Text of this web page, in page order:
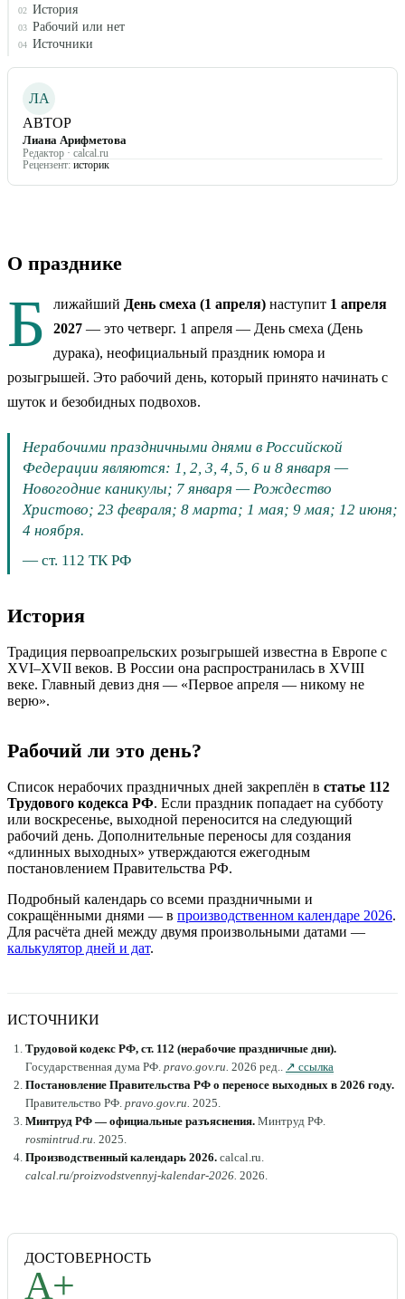
02 История
03 Рабочий или нет
04 Источники
ЛА
АВТОР
Лиана Арифметова
Редактор · calcal.ru
Рецензент: историк
О празднике
Б лижайший День смеха (1 апреля) наступит 1 апреля
2027 — это четверг. 1 апреля — День смеха (День
дурака), неофициальный праздник юмора и
розыгрышей. Это рабочий день, который принято начинать с
шуток и безобидных подвохов.
Нерабочими праздничными днями в Российской
Федерации являются: 1, 2, 3, 4, 5, 6 и 8 января —
Новогодние каникулы; 7 января — Рождество
Христово; 23 февраля; 8 марта; 1 мая; 9 мая; 12 июня;
4 ноября.
— ст. 112 ТК РФ
История
Традиция первоапрельских розыгрышей известна в Европе с
XVI–XVII веков. В России она распространилась в XVIII
веке. Главный девиз дня — «Первое апреля — никому не
верю».
Рабочий ли это день?
Список нерабочих праздничных дней закреплён в статье 112
Трудового кодекса РФ. Если праздник попадает на субботу
или воскресенье, выходной переносится на следующий
рабочий день. Дополнительные переносы для создания
«длинных выходных» утверждаются ежегодным
постановлением Правительства РФ.
Подробный календарь со всеми праздничными и
сокращёнными днями — в производственном календаре 2026.
Для расчёта дней между двумя произвольными датами —
калькулятор дней и дат.
ИСТОЧНИКИ
Трудовой кодекс РФ, ст. 112 (нерабочие праздничные дни).
Государственная дума РФ. pravo.gov.ru. 2026 ред.. ↗ ссылка
Постановление Правительства РФ о переносе выходных в 2026 году.
Правительство РФ. pravo.gov.ru. 2025.
Минтруд РФ — официальные разъяснения. Минтруд РФ.
rosmintrud.ru. 2025.
Производственный календарь 2026. calcal.ru.
calcal.ru/proizvodstvennyj-kalendar-2026. 2026.
ДОСТОВЕРНОСТЬ
A+